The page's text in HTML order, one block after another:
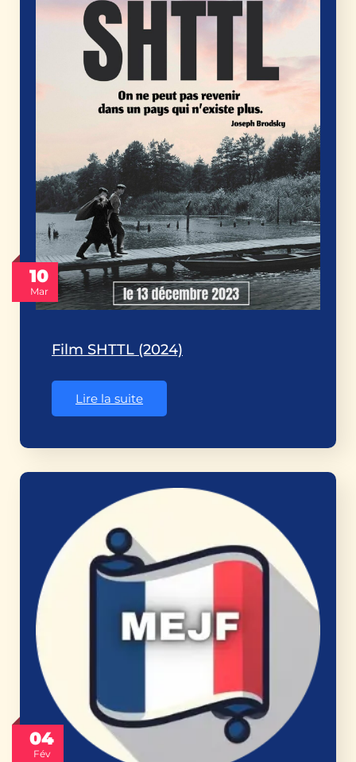
10
Mar
Film SHTTL (2024)
Lire la suite
04
Fév